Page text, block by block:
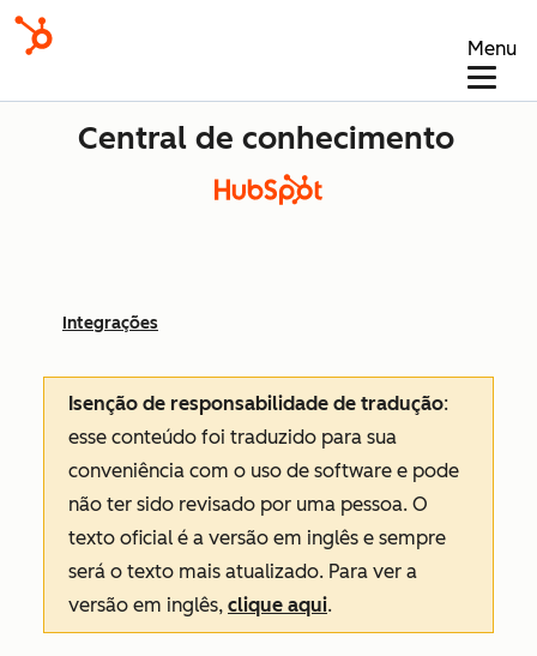
Menu
Central de conhecimento
Integrações
Isenção de responsabilidade de tradução:
esse conteúdo foi traduzido para sua
conveniência com o uso de software e pode
não ter sido revisado por uma pessoa. O
texto oficial é a versão em inglês e sempre
será o texto mais atualizado. Para ver a
versão em inglês, clique aqui.